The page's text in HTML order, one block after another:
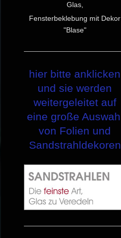
Glas,
Fensterbeklebung mit Dekor
"Blase"
hier bitte anklicken
und sie werden
weitergeleitet auf
eine große
von Folien und
Sandstrahldekoren